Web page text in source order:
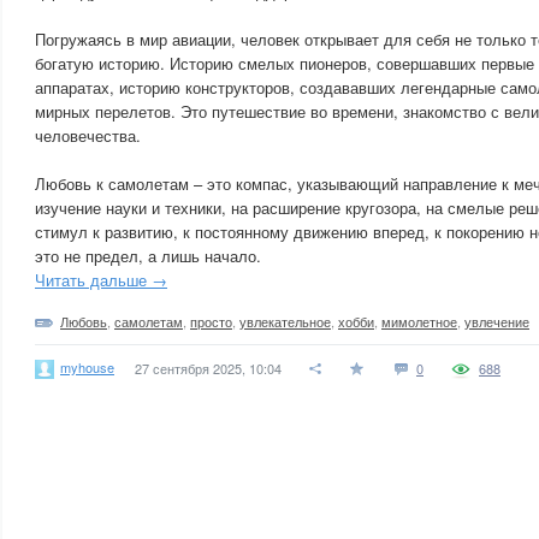
Погружаясь в мир авиации, человек открывает для себя не только
богатую историю. Историю смелых пионеров, совершавших первые
аппаратах, историю конструкторов, создававших легендарные
мирных перелетов. Это путешествие во времени, знакомство с
человечества.
Любовь к самолетам – это компас, указывающий направление к
изучение науки и техники, на расширение кругозора, на смелые
стимул к развитию, к постоянному движению вперед, к покорению
это не предел, а лишь начало.
Читать дальше →
Любовь самолетам просто увлекательное хобби мимолетное увлечение
myhouse 27 сентября 2025, 10:04 0 688